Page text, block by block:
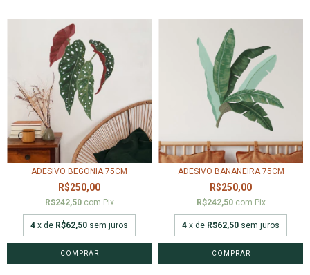
ADESIVO BEGÔNIA 75CM
R$250,00
R$242,50 com Pix
4 x de R$62,50 sem juros
ADESIVO BANANEIRA 75CM
R$250,00
R$242,50 com Pix
4 x de R$62,50 sem juros